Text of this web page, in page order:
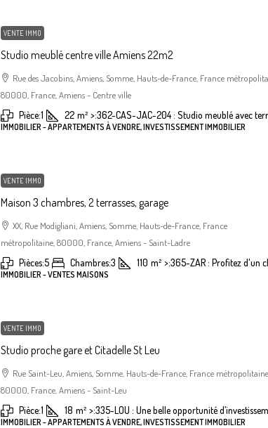
VENTE IMMO
Studio meublé centre ville Amiens 22m2
Rue des Jacobins, Amiens, Somme, Hauts-de-France, France
80000, France, Amiens - Centre ville
Pièce:1 22 m² >:362-CAS-JAC-204 : Studio meublé avec
IMMOBILIER - APPARTEMENTS À VENDRE, INVESTISSEMENT IMMOBILIER
VENTE IMMO
Maison 3 chambres, 2 terrasses, garage
XX, Rue Modigliani, Amiens, Somme, Hauts-de-France, France
métropolitaine, 80000, France, Amiens - Saint-Ladre
Pièces:5 Chambres:3 110 m² >:365-ZAR : Profitez d'un
IMMOBILIER - VENTES MAISONS
VENTE IMMO
Studio proche gare et Citadelle St Leu
Rue Saint-Leu, Amiens, Somme, Hauts-de-France, France métropolitaine,
80000, France, Amiens - Saint-Leu
Pièce:1 18 m² >:335-LOU : Une belle opportunité
IMMOBILIER - APPARTEMENTS À VENDRE, INVESTISSEMENT IMMOBILIER